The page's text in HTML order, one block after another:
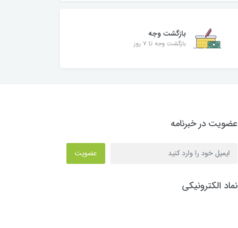
بازگشت وجه
بازگشت وجه تا ۷ روز
عضویت در خبرنامه
عضویت
نماد الکترونیکی